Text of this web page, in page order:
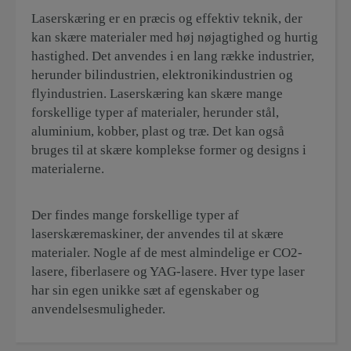
Laserskæring er en præcis og effektiv teknik, der
kan skære materialer med høj nøjagtighed og hurtig
hastighed. Det anvendes i en lang række industrier,
herunder bilindustrien, elektronikindustrien og
flyindustrien. Laserskæring kan skære mange
forskellige typer af materialer, herunder stål,
aluminium, kobber, plast og træ. Det kan også
bruges til at skære komplekse former og designs i
materialerne.
Der findes mange forskellige typer af
laserskæremaskiner, der anvendes til at skære
materialer. Nogle af de mest almindelige er CO2-
lasere, fiberlasere og YAG-lasere. Hver type laser
har sin egen unikke sæt af egenskaber og
anvendelsesmuligheder.